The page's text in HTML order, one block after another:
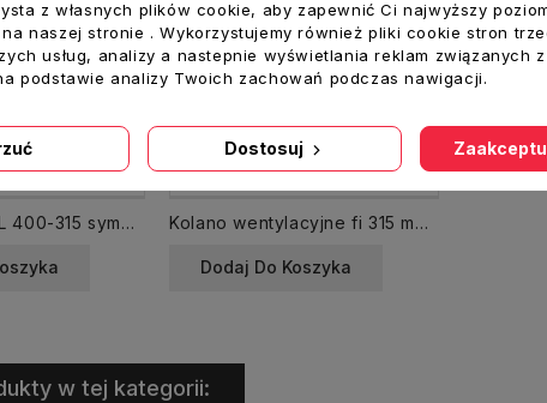
Redukcja RSCL 400-315 symetryczna Kolano wentylacyjne fi 315 mm kąt 90 krótkie
Dodaj Do Koszyka
w tej kategorii:
z własnych plików cookie, aby zapewnić Ci najwyższy
naszej stronie . Wykorzystujemy również pliki cookie stron
usług, analizy a nastepnie wyświetlania reklam związanych z
podstawie analizy Twoich zachowań podczas nawigacji.
Dostosuj